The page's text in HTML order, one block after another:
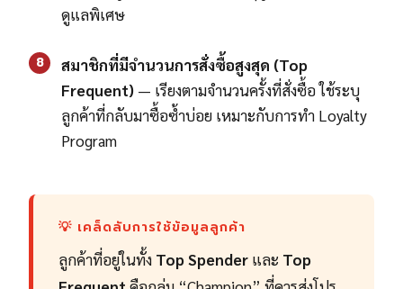
ดูแลพิเศษ
8
สมาชิกที่มีจำนวนการสั่งซื้อสูงสุด (Top
Frequent) — เรียงตามจำนวนครั้งที่สั่งซื้อ ใช้ระบุ
ลูกค้าที่กลับมาซื้อซ้ำบ่อย เหมาะกับการทำ Loyalty
Program
💡 เคล็ดลับการใช้ข้อมูลลูกค้า
ลูกค้าที่อยู่ในทั้ง Top Spender และ Top